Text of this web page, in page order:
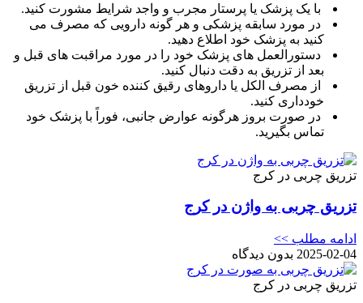
با یک پزشک یا پرستار مجرب و واجد شرایط مشورت کنید.
در مورد سابقه پزشکی و هر گونه دارویی که مصرف می
کنید به پزشک خود اطلاع دهید.
دستورالعمل های پزشک خود را در مورد مراقبت های قبل و
بعد از تزریق به دقت دنبال کنید.
از مصرف الکل یا داروهای رقیق کننده خون قبل از تزریق
خودداری کنید.
در صورت بروز هرگونه عوارض جانبی، فوراً با پزشک خود
تماس بگیرید.
تزریق چربی در کرج
تزریق چربی به واژن در کرج
ادامه مطلب >>
2025-02-04 بدون دیدگاه
تزریق چربی در کرج